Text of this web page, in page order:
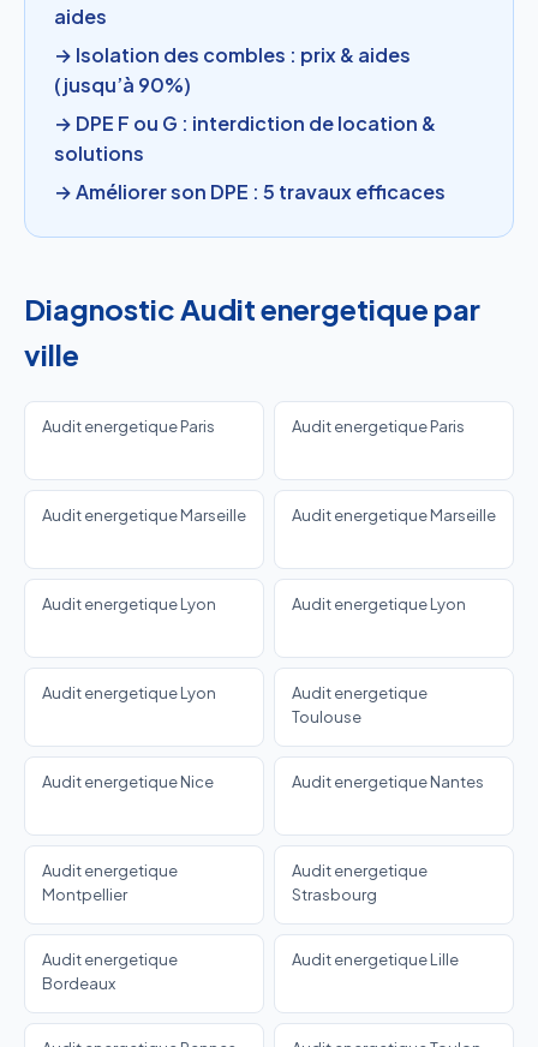
aides
→ Isolation des combles : prix & aides
(jusqu’à 90%)
→ DPE F ou G : interdiction de location &
solutions
→ Améliorer son DPE : 5 travaux efficaces
Diagnostic Audit energetique par
ville
Audit energetique Paris Audit energetique Paris
Audit energetique Marseille Audit energetique Marseille
Audit energetique Lyon Audit energetique Lyon
Audit energetique Lyon
Audit energetique
Toulouse
Audit energetique Nice Audit energetique Nantes
Audit energetique
Montpellier
Audit energetique
Strasbourg
Audit energetique
Bordeaux
Audit energetique Lille